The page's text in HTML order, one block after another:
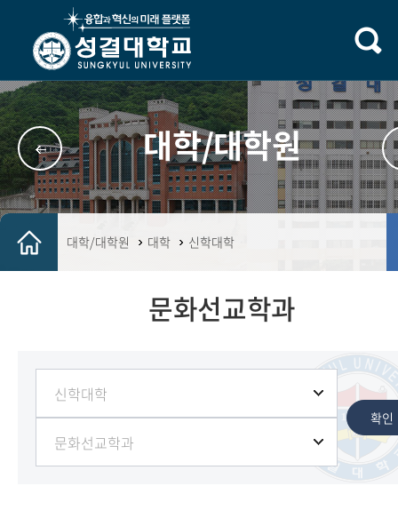
대학/대학원
대학/대학원 대학 신학대학
확인